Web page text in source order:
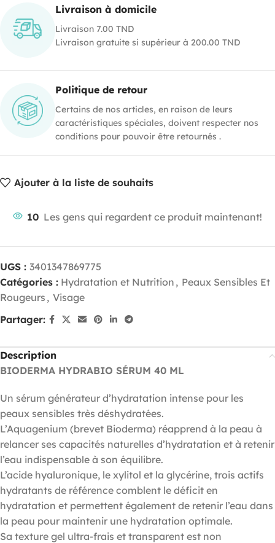
Livraison à domicile
Livraison 7.00 TND
Livraison gratuite si supérieur à 200.00 TND
Politique de retour
Certains de nos articles, en raison de leurs
caractéristiques spéciales, doivent respecter nos
conditions pour pouvoir être retournés .
Ajouter à la liste de souhaits
10 Les gens qui regardent ce produit maintenant!
UGS : 3401347869775
Catégories : Hydratation et Nutrition , Peaux Sensibles Et
Rougeurs , Visage
Partager:
Description
BIODERMA HYDRABIO SÉRUM 40 ML
Un sérum générateur d’hydratation intense pour les
peaux sensibles très déshydratées.
L’Aquagenium (brevet Bioderma) réapprend à la peau à
relancer ses capacités naturelles d’hydratation et à retenir
l’eau indispensable à son équilibre.
L’acide hyaluronique, le xylitol et la glycérine, trois actifs
hydratants de référence comblent le déficit en
hydratation et permettent également de retenir l’eau dans
la peau pour maintenir une hydratation optimale.
Sa texture gel ultra-frais et transparent est non